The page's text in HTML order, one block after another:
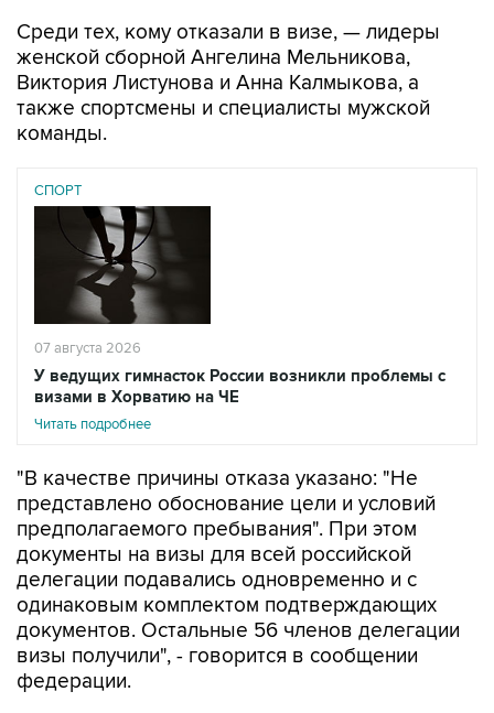
Среди тех, кому отказали в визе, — лидеры
женской сборной Ангелина Мельникова,
Виктория Листунова и Анна Калмыкова, а
также спортсмены и специалисты мужской
команды.
СПОРТ
07 августа 2026
У ведущих гимнасток России возникли проблемы с
визами в Хорватию на ЧЕ
Читать подробнее
"В качестве причины отказа указано: "Не
представлено обоснование цели и условий
предполагаемого пребывания". При этом
документы на визы для всей российской
делегации подавались одновременно и с
одинаковым комплектом подтверждающих
документов. Остальные 56 членов делегации
визы получили", - говорится в сообщении
федерации.